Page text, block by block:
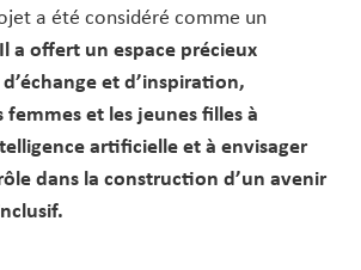
a été considéré comme un
Il a offert un espace précieux
et d’inspiration,
femmes et les jeunes filles à
artificielle et à envisager
dans la construction d’un avenir